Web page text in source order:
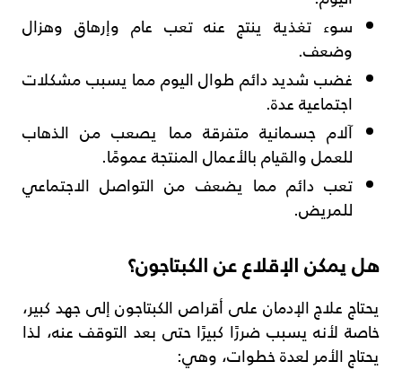
سوء تغذية ينتج عنه تعب عام وإرهاق وهزال
وضعف.
غضب شديد دائم طوال اليوم مما يسبب مشكلات
اجتماعية عدة.
آلام جسمانية متفرقة مما يصعب من الذهاب
للعمل والقيام بالأعمال المنتجة عمومًا.
تعب دائم مما يضعف من التواصل الاجتماعي
للمريض.
هل يمكن الإقلاع عن الكبتاجون؟
يحتاج علاج الإدمان على أقراص الكبتاجون إلى جهد كبير،
خاصة لأنه يسبب ضررًا كبيرًا حتى بعد التوقف عنه، لذا
يحتاج الأمر لعدة خطوات، وهي: